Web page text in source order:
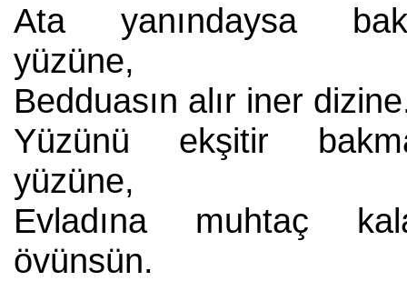
Ata yanındaysa
yüzüne,
Bedduasın alır iner
Yüzünü ekşitir
yüzüne,
Evladına muhtaç
övünsün.